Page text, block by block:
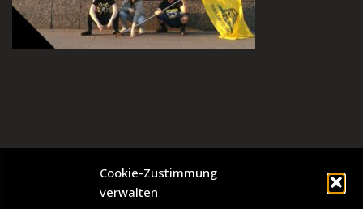
Cookie-Zustimmung
verwalten